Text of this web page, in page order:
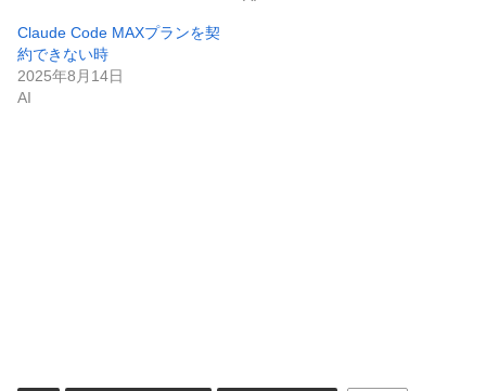
Claude Code MAXプランを契
約できない時
2025年8月14日
AI